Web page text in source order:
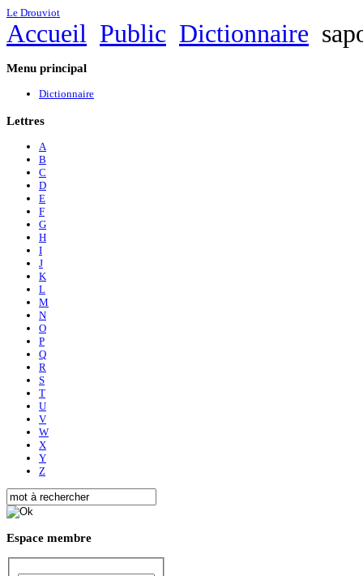
Le Drouviot
Accueil Public Dictionnaire
Menu principal
Dictionnaire
Lettres
A
B
C
D
E
F
G
H
I
J
K
L
M
N
O
P
Q
R
S
T
U
V
W
X
Y
Z
Espace membre